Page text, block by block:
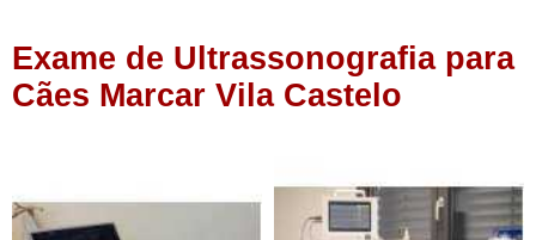
Exame de Ultrassonografia para
Cães Marcar Vila Castelo